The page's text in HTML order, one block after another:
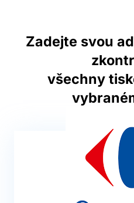
Zadejte svou
všechny